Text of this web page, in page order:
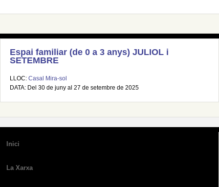
Espai familiar (de 0 a 3 anys) JULIOL i
SETEMBRE
LLOC: Casal Mira-sol
DATA: Del 30 de juny al 27 de setembre de 2025
Inici
La Xarxa